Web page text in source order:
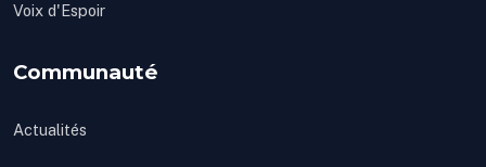
Voix d'Espoir
Communauté
Actualités